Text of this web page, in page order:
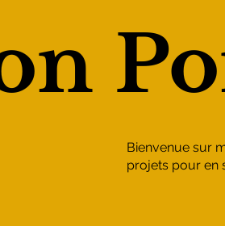
Bienvenue sur
projets pour en